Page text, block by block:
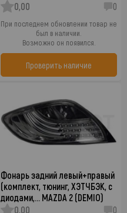
0,00
0
При последнем обновлении товар не
был в наличии.
Возможно он появился.
Проверить наличие
Фонарь задний левый+правый
(комплект, тюнинг, ХЭТЧБЭК, с
диодами,… MAZDA 2 (DEMIO)
0,00
0